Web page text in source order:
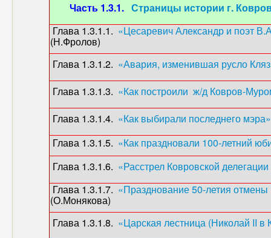
Часть 1.3.1. Страницы истории г.
Глава 1.3.1.1. «Цесаревич Александр и поэт
(Н.Фролов)
Глава 1.3.1.2. «Авария, изменившая русло
Глава 1.3.1.3. «Как построили ж/д Ковров-
Глава 1.3.1.4. «Как выбирали последнего мэра»
Глава 1.3.1.5. «Как праздновали 100-летний
Глава 1.3.1.6. «Расстрел Ковровской
Глава 1.3.1.7. «Празднование 50-летия отмены
(О.Монякова)
Глава 1.3.1.8. «Царская лестница (Николай II в